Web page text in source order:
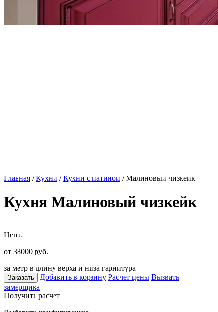
Главная /Кухни /Кухни с патиной / Малиновый чизкейк
Кухня Малиновый чизкейк
Цена:
от 38000 руб.
за метр в длину верха и низа гарнитура
Заказать Добавить в корзину Расчет цены Вызвать
замерщика
Получить расчет